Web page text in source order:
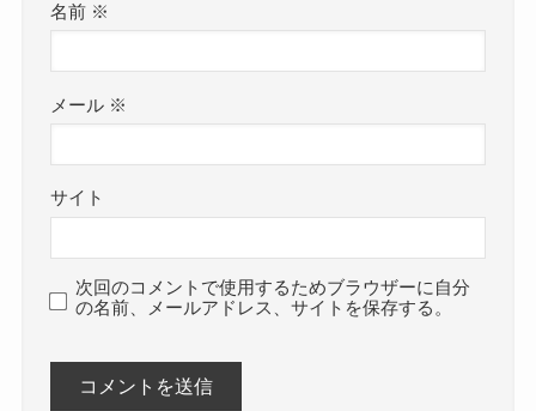
名前 ※
メール ※
サイト
次回のコメントで使用するためブラウザーに自分
の名前、メールアドレス、サイトを保存する。